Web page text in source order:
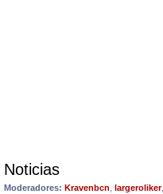
Noticias
Moderadores: Kravenbcn largeroliker,